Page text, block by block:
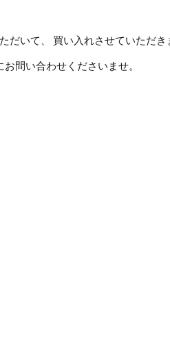
いて、 買い入れさせていただき
お問い合わせくださいませ。